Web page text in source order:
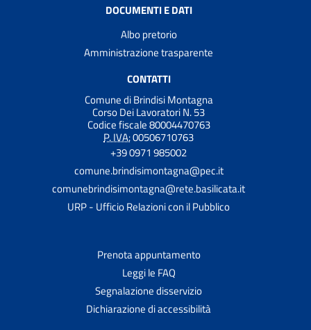
DOCUMENTI E DATI
Albo pretorio
Amministrazione trasparente
CONTATTI
Comune di Brindisi Montagna
Corso Dei Lavoratori N. 53
Codice fiscale 80004470763
P. IVA:00506710763
+39 0971 985002
comune.brindisimontagna@pec.it
comunebrindisimontagna@rete.basilicata.it
URP - Ufficio Relazioni con il Pubblico
Prenota appuntamento
Leggi le FAQ
Segnalazione disservizio
Dichiarazione di accessibilità